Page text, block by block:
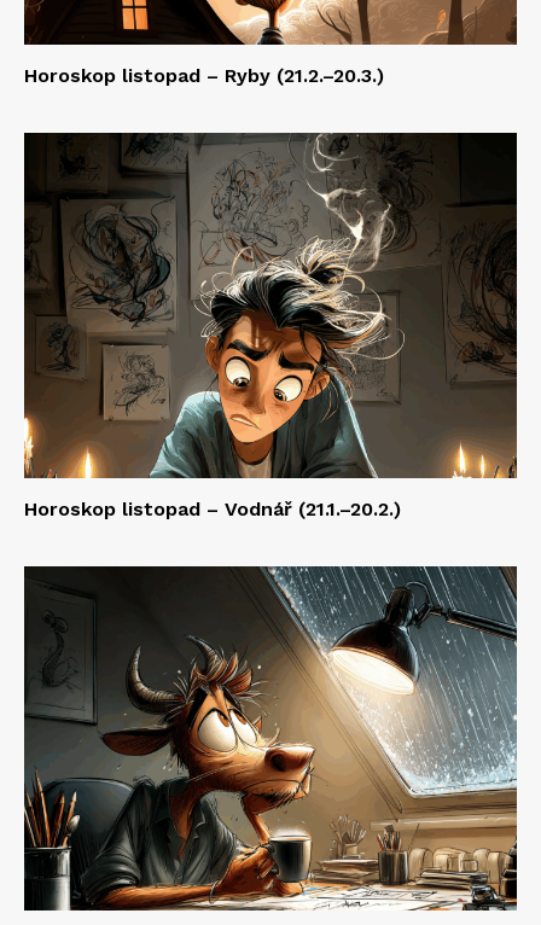
Horoskop listopad – Ryby (21.2.–20.3.)
Horoskop listopad – Vodnář (21.1.–20.2.)